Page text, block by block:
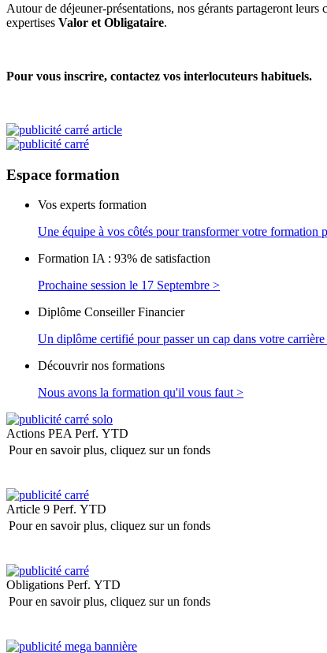
Autour de déjeuner-présentations, nos gérants partageront
expertises Valor et Obligataire.
Pour vous inscrire, contactez vos interlocuteurs habituels.
Espace formation
Vos experts formation
Une équipe à vos côtés pour transformer votre formation
Formation IA : 93% de satisfaction
Prochaine session le 17 Septembre >
Diplôme Conseiller Financier
Un diplôme certifié pour passer un cap dans votre
Découvrir nos formations
Nous avons la formation qu'il vous faut >
Actions PEA Perf. YTD
Pour en savoir plus, cliquez sur un fonds
Article 9 Perf. YTD
Pour en savoir plus, cliquez sur un fonds
Obligations Perf. YTD
Pour en savoir plus, cliquez sur un fonds